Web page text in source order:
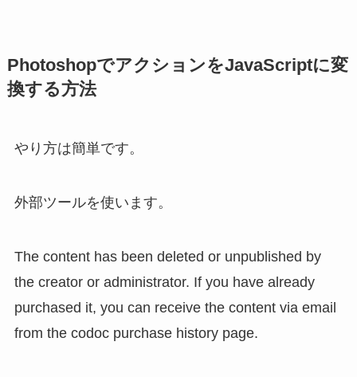
PhotoshopでアクションをJavaScriptに変
換する方法
やり方は簡単です。
外部ツールを使います。
The content has been deleted or unpublished by
the creator or administrator. If you have already
purchased it, you can receive the content via email
from the codoc purchase history page.